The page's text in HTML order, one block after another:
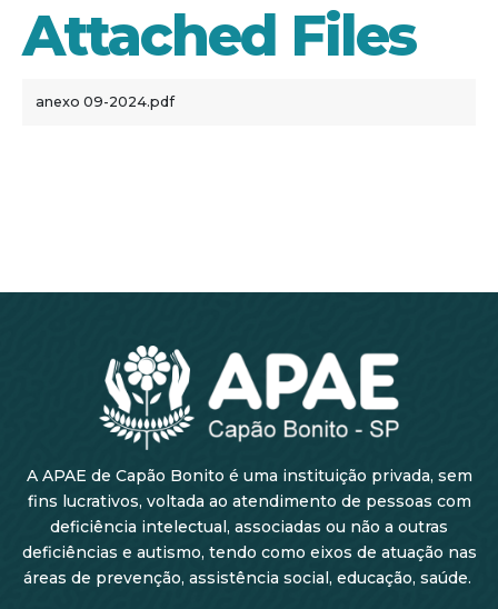
Attached Files
anexo 09-2024.pdf
A APAE de Capão Bonito é uma instituição privada, sem
fins lucrativos, voltada ao atendimento de pessoas com
deficiência intelectual, associadas ou não a outras
deficiências e autismo, tendo como eixos de atuação nas
áreas de prevenção, assistência social, educação, saúde.